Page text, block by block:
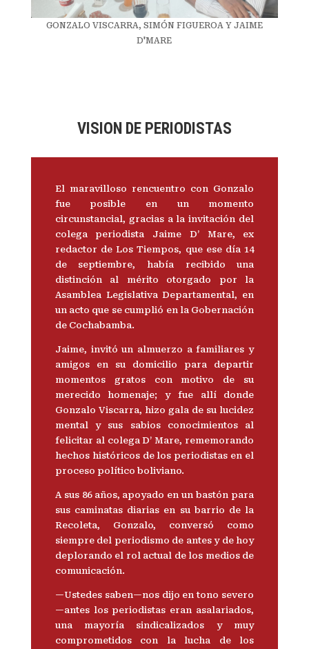
GONZALO VISCARRA, SIMÓN FIGUEROA Y JAIME
D'MARE
VISION DE PERIODISTAS
El maravilloso rencuentro con Gonzalo
fue posible en un momento
circunstancial, gracias a la invitación del
colega periodista Jaime D’ Mare, ex
redactor de Los Tiempos, que ese día 14
de septiembre, había recibido una
distinción al mérito otorgado por la
Asamblea Legislativa Departamental, en
un acto que se cumplió en la Gobernación
de Cochabamba.
Jaime, invitó un almuerzo a familiares y
amigos en su domicilio para departir
momentos gratos con motivo de su
merecido homenaje; y fue allí donde
Gonzalo Viscarra, hizo gala de su lucidez
mental y sus sabios conocimientos al
felicitar al colega D’ Mare, rememorando
hechos históricos de los periodistas en el
proceso político boliviano.
A sus 86 años, apoyado en un bastón para
sus caminatas diarias en su barrio de la
Recoleta, Gonzalo, conversó como
siempre del periodismo de antes y de hoy
deplorando el rol actual de los medios de
comunicación.
—Ustedes saben—nos dijo en tono severo
—antes los periodistas eran asalariados,
una mayoría sindicalizados y muy
comprometidos con la lucha de los